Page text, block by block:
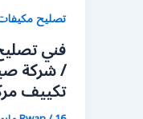
تصليح
/ شركة
تكييف